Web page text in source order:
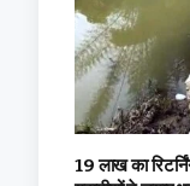
19 लाख का